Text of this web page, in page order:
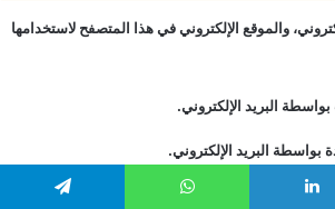
والموقع الإلكتروني في هذا المتصفح لاستخدامها
البريد الإلكتروني.
بواسطة البريد الإلكتروني.